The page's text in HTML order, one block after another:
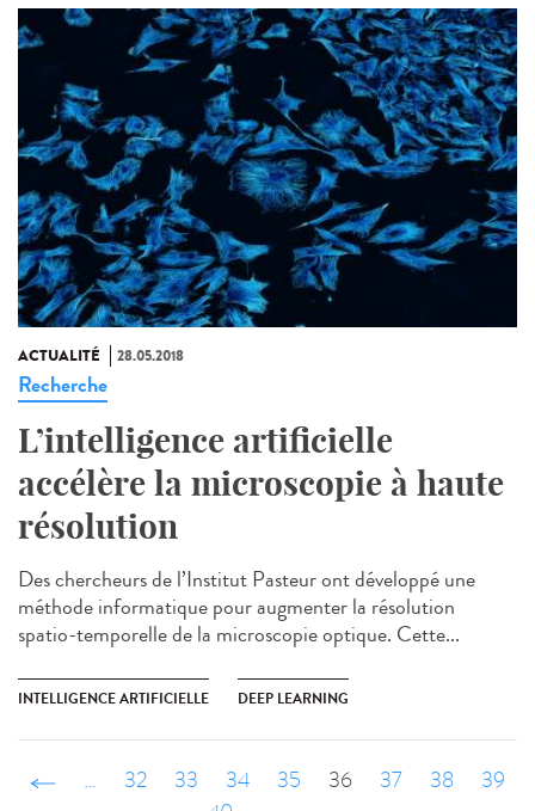
ACTUALITÉ 28.05.2018
Recherche
L’intelligence artificielle
accélère la microscopie à haute
résolution
Des chercheurs de l’Institut Pasteur ont développé une
méthode informatique pour augmenter la résolution
spatio-temporelle de la microscopie optique. Cette...
INTELLIGENCE ARTIFICIELLE DEEP LEARNING
‹ précédent
… 32 33 34 35 36 37 38
39